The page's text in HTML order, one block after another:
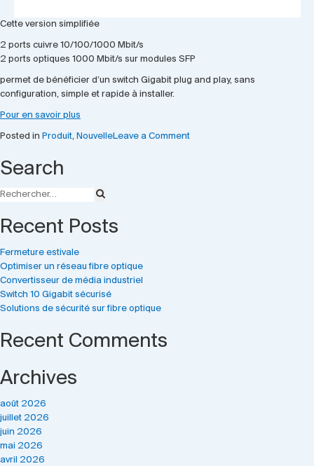
Cette version simplifiée
2 ports cuivre 10/100/1000 Mbit/s
2 ports optiques 1000 Mbit/s sur modules SFP
permet de bénéficier d’un switch Gigabit plug and play, sans
configuration, simple et rapide à installer.
Pour en savoir plus
Posted in Produit, NouvelleLeave a Commenton
Search
Recent Posts
Fermeture estivale
Optimiser un réseau fibre optique
Convertisseur de média industriel
Switch 10 Gigabit sécurisé
Solutions de sécurité sur fibre optique
Recent Comments
Archives
août 2026
juillet 2026
juin 2026
mai 2026
avril 2026